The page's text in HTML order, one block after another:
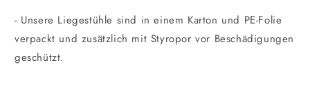
- Unsere Liegestühle sind in einem Karton und PE-Folie
verpackt und zusätzlich mit Styropor vor Beschädigungen
geschützt.